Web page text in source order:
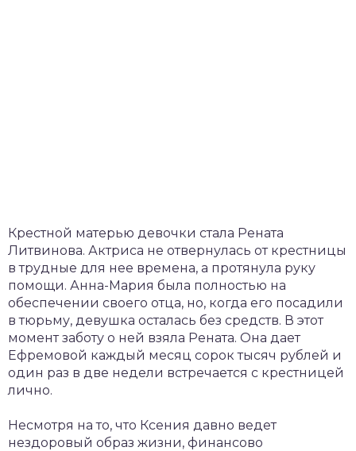
Крестной матерью девочки стала Рената
Литвинова. Актриса не отвернулась от крестницы
в трудные для нее времена, а протянула руку
помощи. Анна-Мария была полностью на
обеспечении своего отца, но, когда его посадили
в тюрьму, девушка осталась без средств. В этот
момент заботу о ней взяла Рената. Она дает
Ефремовой каждый месяц сорок тысяч рублей и
один раз в две недели встречается с крестницей
лично.
Несмотря на то, что Ксения давно ведет
нездоровый образ жизни, финансово